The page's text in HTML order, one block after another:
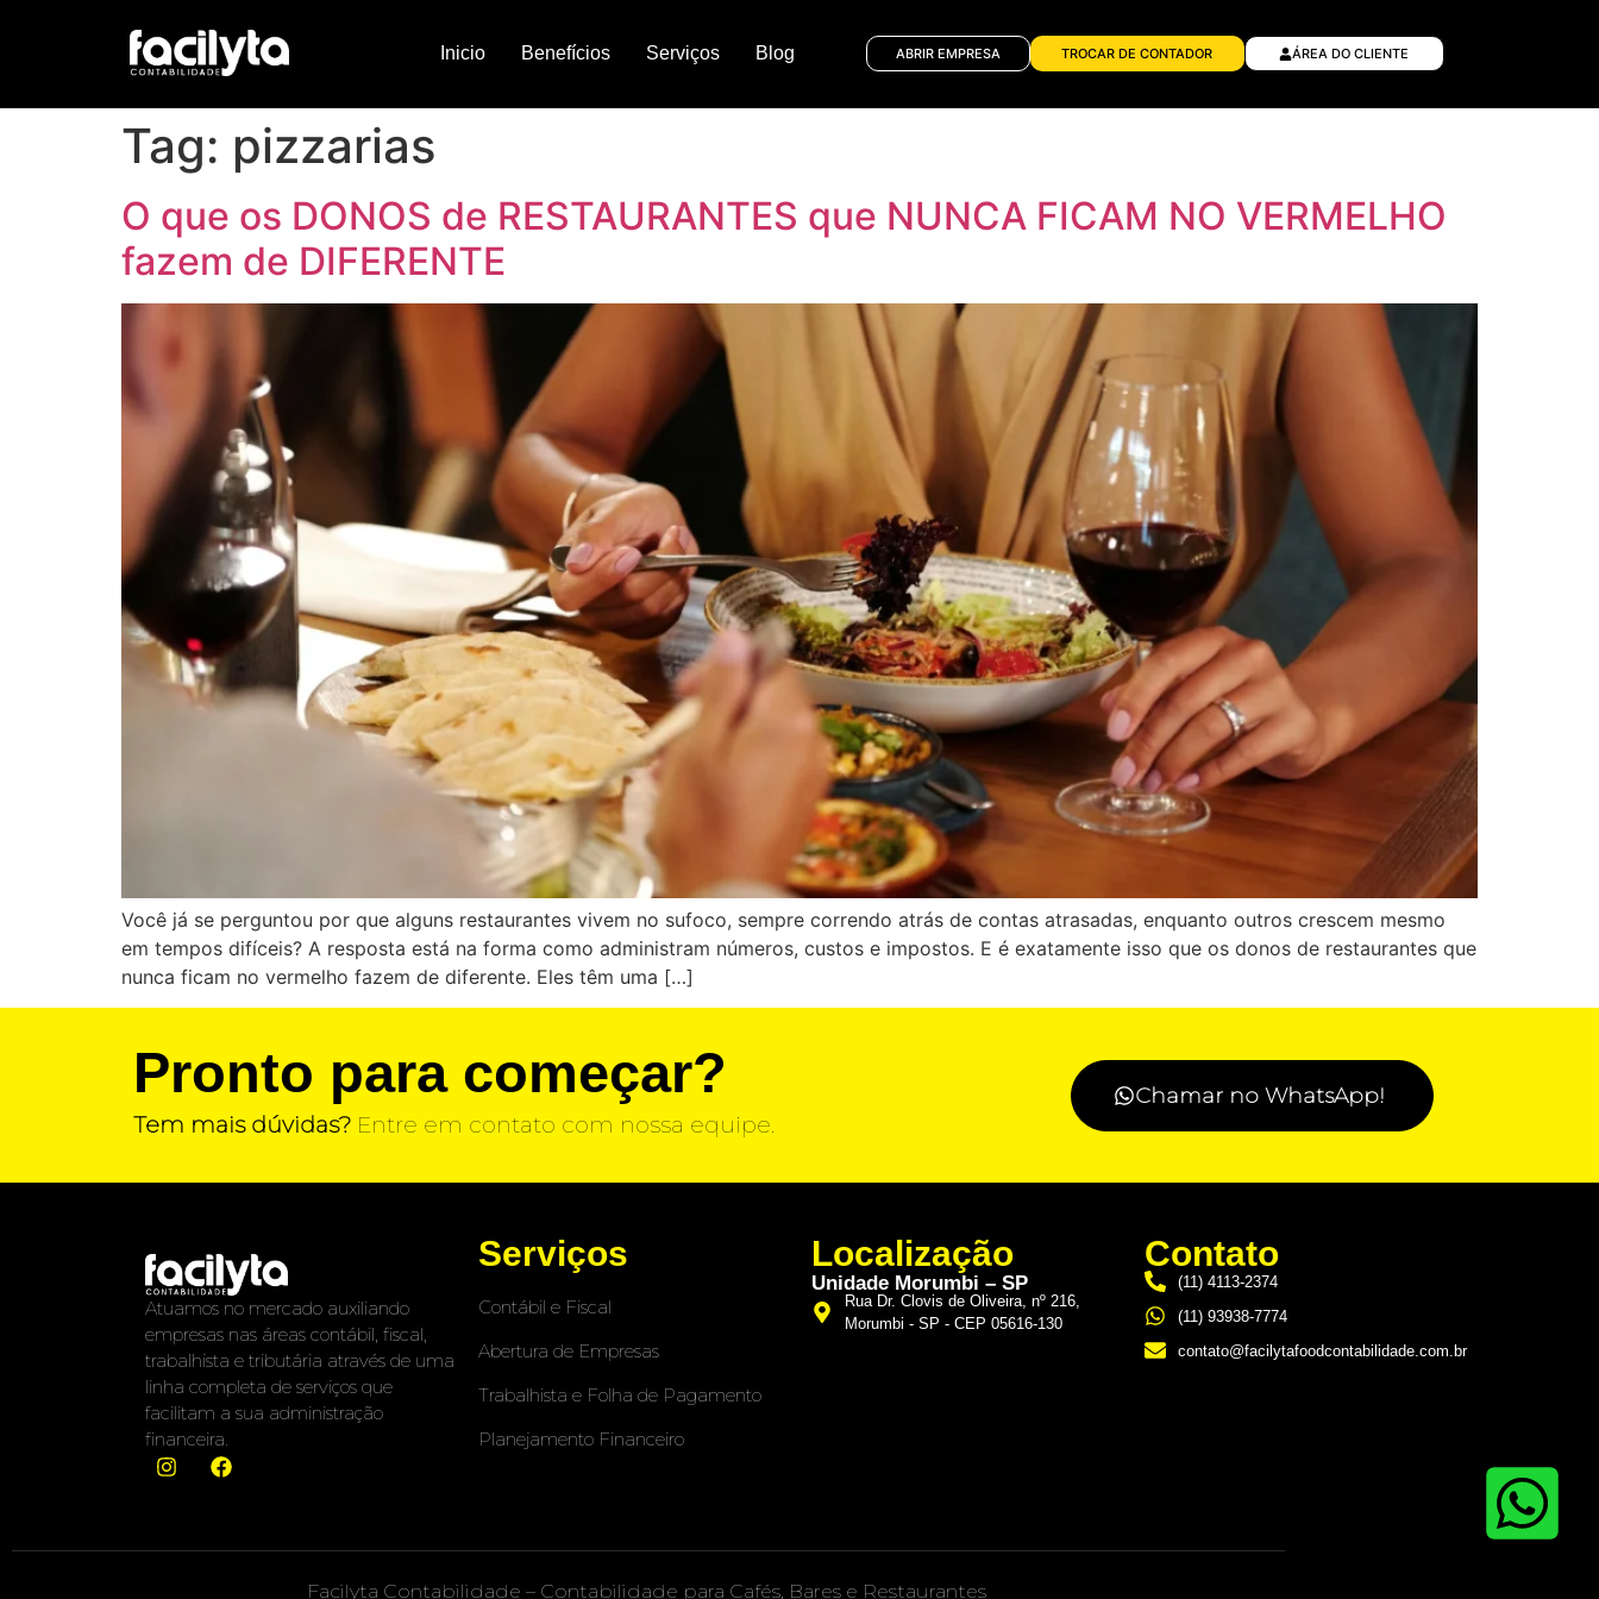
Inicio Benefícios Serviços Blog ABRIR EMPRESA TROCAR DE CONTADOR ÁREA DO CLIENTE
Tag: pizzarias
O que os DONOS de RESTAURANTES que NUNCA FICAM NO VERMELHO
fazem de DIFERENTE
Você já se perguntou por que alguns restaurantes vivem no sufoco, sempre correndo atrás de contas atrasadas, enquanto outros crescem mesmo
em tempos difíceis? A resposta está na forma como administram números, custos e impostos. E é exatamente isso que os donos de restaurantes que
nunca ficam no vermelho fazem de diferente. Eles têm uma […]
Pronto para começar?
Tem mais dúvidas? Entre em contato com nossa equipe.
Chamar no WhatsApp!
Atuamos no mercado auxiliando
empresas nas áreas contábil, fiscal,
trabalhista e tributária através de uma
linha completa de serviços que
facilitam a sua administração
financeira.
Serviços
Contábil e Fiscal
Abertura de Empresas
Trabalhista e Folha de Pagamento
Planejamento Financeiro
Localização
Unidade Morumbi – SP
Rua Dr. Clovis de Oliveira, nº 216,
Morumbi - SP - CEP 05616-130
Contato
(11) 4113-2374
(11) 93938-7774
contato@facilytafoodcontabilidade.com.br
Facilyta Contabilidade – Contabilidade para Cafés, Bares e Restaurantes